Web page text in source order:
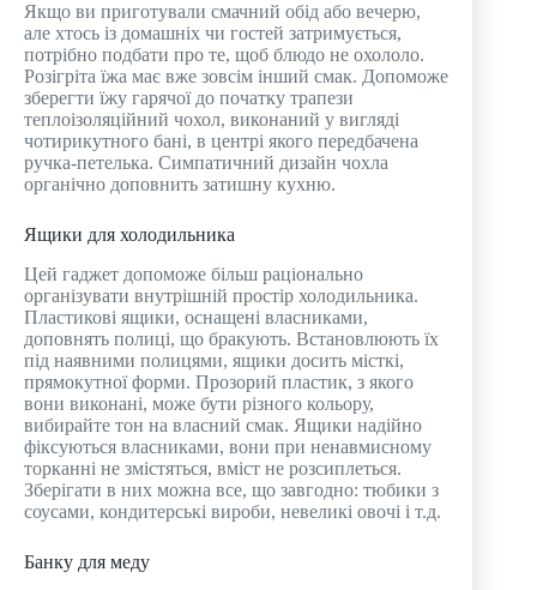
Якщо ви приготували смачний обід або вечерю,
але хтось із домашніх чи гостей затримується,
потрібно подбати про те, щоб блюдо не охололо.
Розігріта їжа має вже зовсім інший смак. Допоможе
зберегти їжу гарячої до початку трапези
теплоізоляційний чохол, виконаний у вигляді
чотирикутного бані, в центрі якого передбачена
ручка-петелька. Симпатичний дизайн чохла
органічно доповнить затишну кухню.
Ящики для холодильника
Цей гаджет допоможе більш раціонально
організувати внутрішній простір холодильника.
Пластикові ящики, оснащені власниками,
доповнять полиці, що бракують. Встановлюють їх
під наявними полицями, ящики досить місткі,
прямокутної форми. Прозорий пластик, з якого
вони виконані, може бути різного кольору,
вибирайте тон на власний смак. Ящики надійно
фіксуються власниками, вони при ненавмисному
торканні не змістяться, вміст не розсиплеться.
Зберігати в них можна все, що завгодно: тюбики з
соусами, кондитерські вироби, невеликі овочі і т.д.
Банку для меду